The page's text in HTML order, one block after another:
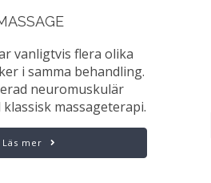
vanligtvis flera olika
i samma behandling.
neuromuskulär
massageterapi.
Läs mer